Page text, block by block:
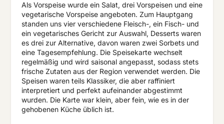
Als Vorspeise wurde ein Salat, drei Vorspeisen und eine
vegetarische Vorspeise angeboten. Zum Hauptgang
standen uns vier verschiedene Fleisch-, ein Fisch- und
ein vegetarisches Gericht zur Auswahl, Desserts waren
es drei zur Alternative, davon waren zwei Sorbets und
eine Tagesempfehlung. Die Speisekarte wechselt
regelmäßig und wird saisonal angepasst, sodass stets
frische Zutaten aus der Region verwendet werden. Die
Speisen waren teils Klassiker, die aber raffiniert
interpretiert und perfekt aufeinander abgestimmt
wurden. Die Karte war klein, aber fein, wie es in der
gehobenen Küche üblich ist.